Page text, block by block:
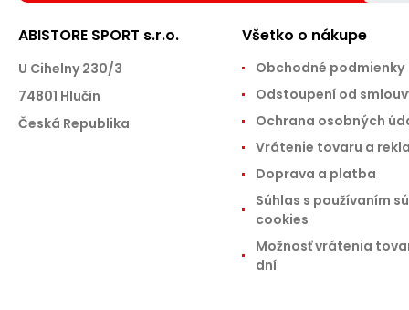
ABISTORE SPORT s.r.o.
U Cihelny 230/3
74801 Hlučín
Česká Republika
Všetko o nákupe
Obchodné podmienky
Odstoupení od
Ochrana osobných
Vrátenie tovaru a
Doprava a platba
Súhlas s používaním
cookies
Možnosť vrátenia
dní